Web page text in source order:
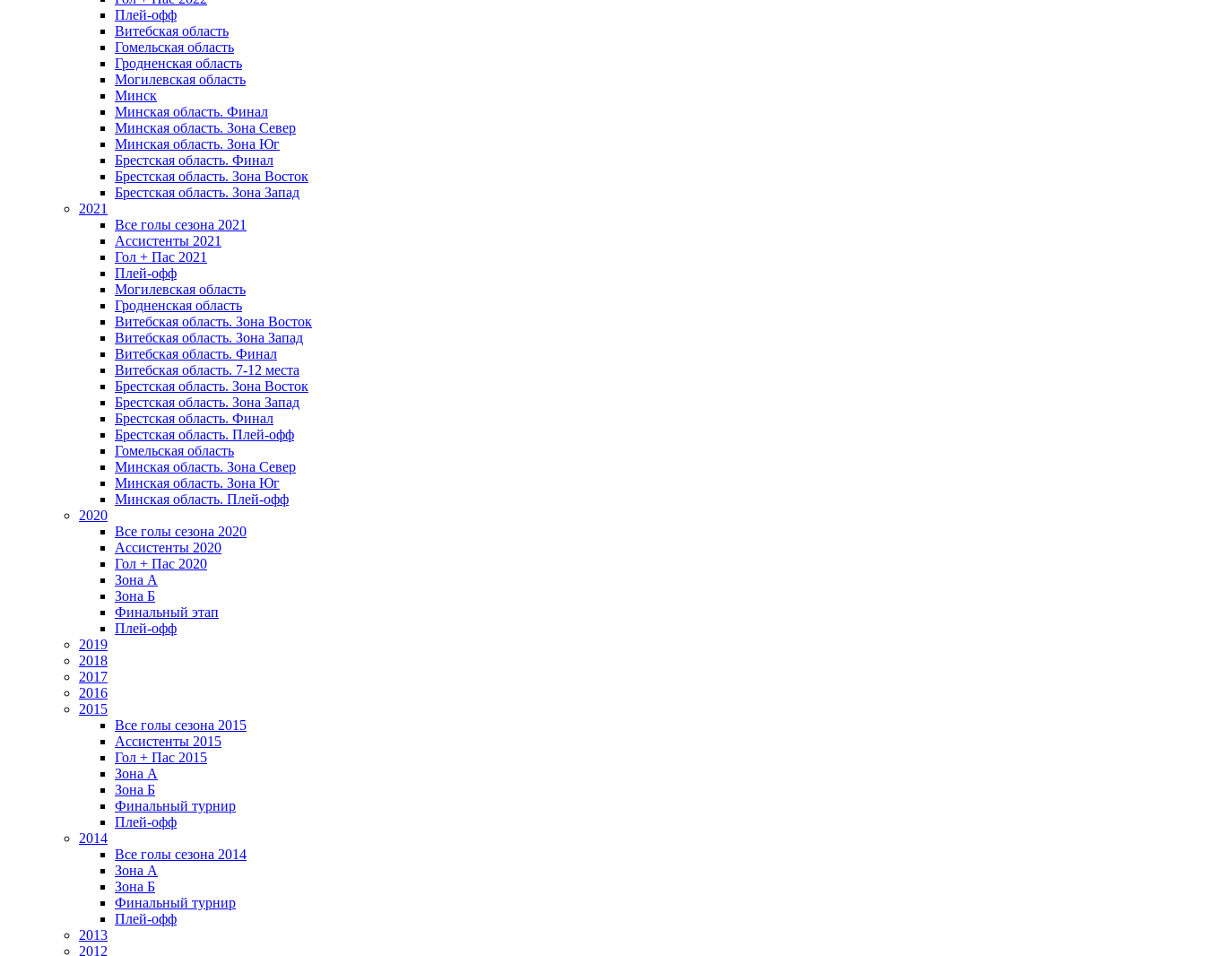
Плей-офф
Витебская область
Гомельская область
Гродненская область
Могилевская область
Минск
Mинская область. Финал
Минская область. Зона Север
Минская область. Зона Юг
Брестская область. Финал
Брестская область. Зона Восток
Брестская область. Зона Запад
2021
Все голы сезона 2021
Ассистенты 2021
Гол + Пас 2021
Плей-офф
Могилевская область
Гродненская область
Витебская область. Зона Восток
Витебская область. Зона Запад
Витебская область. Финал
Витебская область. 7-12 места
Брестская область. Зона Восток
Брестская область. Зона Запад
Брестская область. Финал
Брестская область. Плей-офф
Гомельская область
Минская область. Зона Север
Минская область. Зона Юг
Минская область. Плей-офф
2020
Все голы сезона 2020
Ассистенты 2020
Гол + Пас 2020
Зона А
Зона Б
Финальный этап
Плей-офф
2019
2018
2017
2016
2015
Все голы сезона 2015
Ассистенты 2015
Гол + Пас 2015
Зона А
Зона Б
Финальный турнир
Плей-офф
2014
Все голы сезона 2014
Зона А
Зона Б
Финальный турнир
Плей-офф
2013
2012